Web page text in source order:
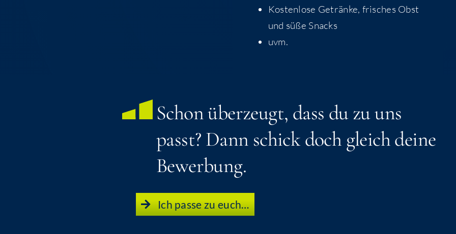
Kos­ten­lo­se Geträn­ke, fri­sches Obst
und süße Snacks
uvm.
Schon über­zeugt, dass du zu uns
passt? Dann schick doch gleich dei­ne
Bewerbung.
Ich pas­se zu euch…